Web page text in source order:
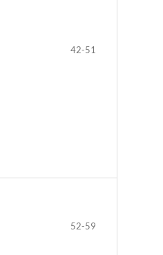
42-51
52-59